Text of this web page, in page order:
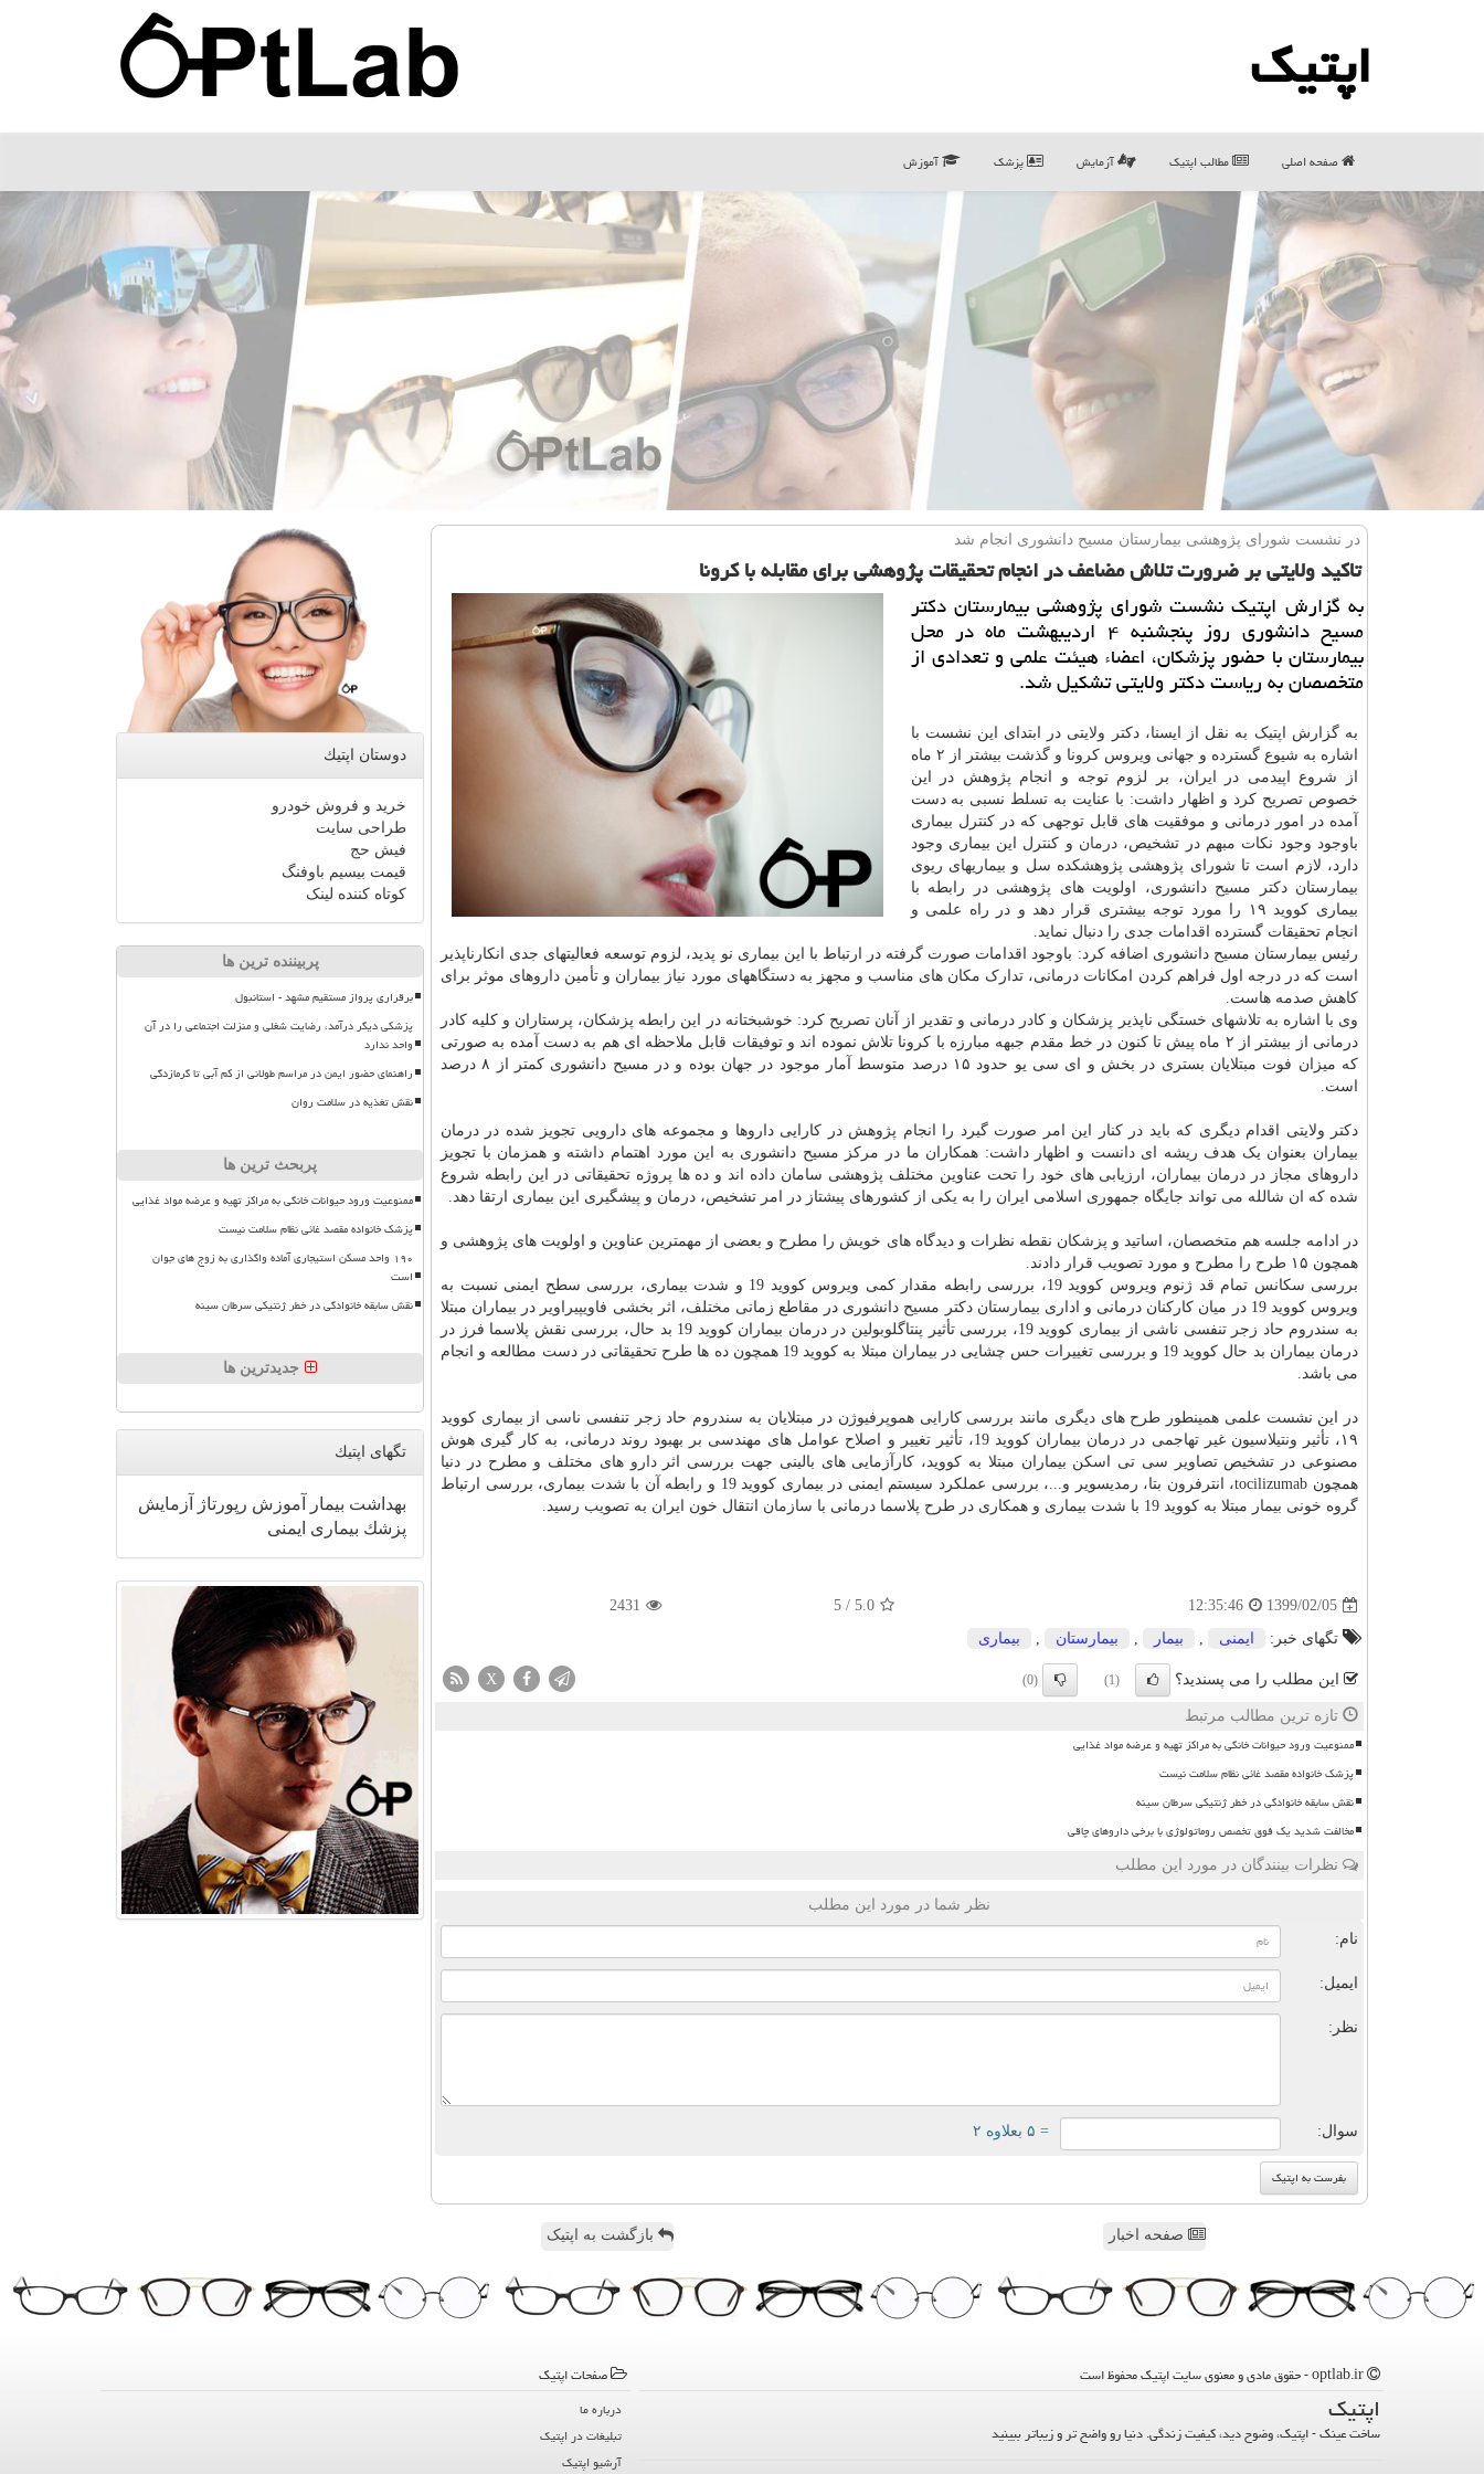
اپتیك
صفحه اصلی مطالب اپتیك آزمایش پزشک آموزش
در نشست شورای پژوهشی بیمارستان مسیح دانشوری انجام شد
تاكید ولایتی بر ضرورت تلاش مضاعف در انجام تحقیقات پژوهشی برای مقابله با كرونا
به گزارش اپتیك نشست شورای پژوهشی بیمارستان دكتر
مسیح دانشوری روز پنجشنبه ۴ اردیبهشت ماه در محل
بیمارستان با حضور پزشكان، اعضاء هیئت علمی و تعدادی از
متخصصان به ریاست دكتر ولایتی تشكیل شد.
به گزارش اپتیک به نقل از ایسنا، دکتر ولایتی در ابتدای این نشست با
اشاره به شیوع گسترده و جهانی ویروس کرونا و گذشت بیشتر از ۲ ماه
از شروع اپیدمی در ایران، بر لزوم توجه و انجام پژوهش در این
خصوص تصریح کرد و اظهار داشت: با عنایت به تسلط نسبی به دست
آمده در امور درمانی و موفقیت های قابل توجهی که در کنترل بیماری
باوجود وجود نکات مبهم در تشخیص، درمان و کنترل این بیماری وجود
دارد، لازم است تا شورای پژوهشی پژوهشکده سل و بیماریهای ریوی
بیمارستان دکتر مسیح دانشوری، اولویت های پژوهشی در رابطه با
بیماری کووید ۱۹ را مورد توجه بیشتری قرار دهد و در راه علمی و
انجام تحقیقات گسترده اقدامات جدی را دنبال نماید.
رئیس بیمارستان مسیح دانشوری اضافه کرد: باوجود اقدامات صورت گرفته در ارتباط با این بیماری نو پدید، لزوم توسعه فعالیتهای جدی انکارناپذیر
است که در درجه اول فراهم کردن امکانات درمانی، تدارک مکان های مناسب و مجهز به دستگاههای مورد نیاز بیماران و تأمین داروهای موثر برای
کاهش صدمه هاست.
وی با اشاره به تلاشهای خستگی ناپذیر پزشکان و کادر درمانی و تقدیر از آنان تصریح کرد: خوشبختانه در این رابطه پزشکان، پرستاران و کلیه کادر
درمانی از بیشتر از ۲ ماه پیش تا کنون در خط مقدم جبهه مبارزه با کرونا تلاش نموده اند و توفیقات قابل ملاحظه ای هم به دست آمده به صورتی
که میزان فوت مبتلایان بستری در بخش و ای سی یو حدود ۱۵ درصد متوسط آمار موجود در جهان بوده و در مسیح دانشوری کمتر از ۸ درصد
است.
دکتر ولایتی اقدام دیگری که باید در کنار این امر صورت گیرد را انجام پژوهش در کارایی داروها و مجموعه های دارویی تجویز شده در درمان
بیماران بعنوان یک هدف ریشه ای دانست و اظهار داشت: همکاران ما در مرکز مسیح دانشوری به این مورد اهتمام داشته و همزمان با تجویز
داروهای مجاز در درمان بیماران، ارزیابی های خود را تحت عناوین مختلف پژوهشی سامان داده اند و ده ها پروژه تحقیقاتی در این رابطه شروع
شده که ان شالله می تواند جایگاه جمهوری اسلامی ایران را به یکی از کشورهای پیشتاز در امر تشخیص، درمان و پیشگیری این بیماری ارتقا دهد.
در ادامه جلسه هم متخصصان، اساتید و پزشکان نقطه نظرات و دیدگاه های خویش را مطرح و بعضی از مهمترین عناوین و اولویت های پژوهشی و
همچون ۱۵ طرح را مطرح و مورد تصویب قرار دادند.
بررسی سکانس تمام قد ژنوم ویروس کووید 19، بررسی رابطه مقدار کمی ویروس کووید 19 و شدت بیماری، بررسی سطح ایمنی نسبت به
ویروس کووید 19 در میان کارکنان درمانی و اداری بیمارستان دکتر مسیح دانشوری در مقاطع زمانی مختلف، اثر بخشی فاویپیراویر در بیماران مبتلا
به سندروم حاد زجر تنفسی ناشی از بیماری کووید 19، بررسی تأثیر پنتاگلوبولین در درمان بیماران کووید 19 بد حال، بررسی نقش پلاسما فرز در
درمان بیماران بد حال کووید 19 و بررسی تغییرات حس چشایی در بیماران مبتلا به کووید 19 همچون ده ها طرح تحقیقاتی در دست مطالعه و انجام
می باشد.
در این نشست علمی همینطور طرح های دیگری مانند بررسی کارایی هموپرفیوژن در مبتلایان به سندروم حاد زجر تنفسی ناسی از بیماری کووید
۱۹، تأثیر ونتیلاسیون غیر تهاجمی در درمان بیماران کووید 19، تأثیر تغییر و اصلاح عوامل های مهندسی بر بهبود روند درمانی، به کار گیری هوش
مصنوعی در تشخیص تصاویر سی تی اسکن بیماران مبتلا به کووید، کارآزمایی های بالینی جهت بررسی اثردارو های مختلف و مطرح در دنیا
همچون tocilizumab، انترفرون بتا، رمدیسویر و...، بررسی عملکرد سیستم ایمنی در بیماری کووید 19 و رابطه آن با شدت بیماری، بررسی ارتباط
گروه خونی بیمار مبتلا به کووید 19 با شدت بیماری و همکاری در طرح پلاسما درمانی با
سازمان انتقال خون ایران به تصویب رسید.
1399/02/05
12:35:46
5.0
/
5
2431
تگهای خبر: ایمنی , بیمار , بیمارستان , بیماری
این مطلب را می پسندید؟ (1)
(0)
X
تازه ترین مطالب مرتبط
ممنوعیت ورود حیوانات خانگی به مراکز تهیه و عرضه مواد غذایی
پزشک خانواده مقصد غائی نظام سلامت نیست
نقش سابقه خانوادگی در خطر ژنتیکی سرطان سینه
مخالفت شدید یک فوق تخصص روماتولوژی با برخی داروهای چاقی
نظرات بینندگان در مورد این مطلب
نظر شما در مورد این مطلب
نام:
ایمیل:
نظر:
سوال: = ۵ بعلاوه ۲
دوستان اپتیك
خرید و فروش خودرو
طراحی سایت
فیش حج
قیمت بیسیم باوفنگ
کوتاه کننده لینک
پربیننده ترین ها
برقراری پرواز مستقیم مشهد - استانبول
پزشکی دیگر درآمد، رضایت شغلی و منزلت اجتماعی را در آن
واحد ندارد
راهنمای حضور ایمن در مراسم طولانی از کم آبی تا گرمازدگی
نقش تغذیه در سلامت روان
پربحث ترین ها
ممنوعیت ورود حیوانات خانگی به مراکز تهیه و عرضه مواد غذایی
پزشک خانواده مقصد غائی نظام سلامت نیست
۱۹۰ واحد مسکن استیجاری آماده واگذاری به زوج های جوان
است
نقش سابقه خانوادگی در خطر ژنتیکی سرطان سینه
جدیدترین ها
تگهای اپتیك
بهداشت بیمار آموزش رپورتاژ
آزمایش
پزشك بیماری ایمنی
صفحه اخبار بازگشت به اپتیک
اپتیك
ساخت عینک - اپتیک، وضوح دید، کیفیت زندگی. دنیا رو واضح تر و زیباتر ببینید
صفحات اپتیك
درباره ما
تبلیغات در اپتیك
آرشیو اپتیك